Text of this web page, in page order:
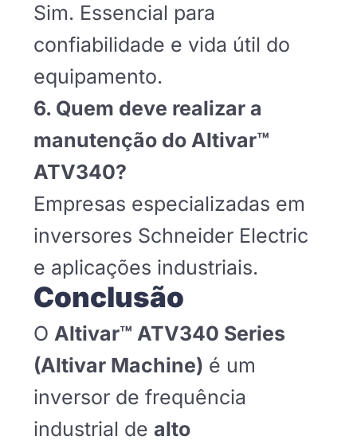
Sim. Essencial para
confiabilidade e vida útil do
equipamento.
6. Quem deve realizar a
manutenção do Altivar™
ATV340?
Empresas especializadas em
inversores Schneider Electric
e aplicações industriais.
Conclusão
OAltivar™ ATV340 Series
(Altivar Machine) é um
inversor de frequência
industrial dealto